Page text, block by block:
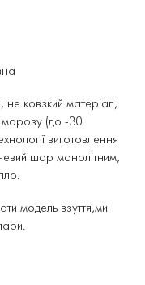
не ковзкий матеріал,
морозу (до -30
виготовлення
шар монолітним,
модель взуття,ми